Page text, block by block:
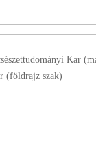
Kar
(földrajz szak)